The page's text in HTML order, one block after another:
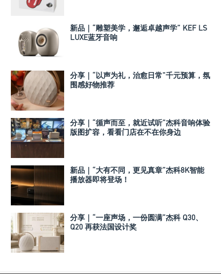
新品｜“雕塑美学，邂逅卓越声学” KEF LS
LUXE蓝牙音响
分享｜“以声为礼，治愈日常”千元预算，氛
围感好物推荐
分享｜“循声而至，就近试听”杰科音响体验
版图扩容，看看门店在不在你身边
新品｜“大有不同，更见真章”杰科8K智能
播放器即将登场！
分享｜“一座声场，一份圆满”杰科 Q30、
Q20 再获法国设计奖